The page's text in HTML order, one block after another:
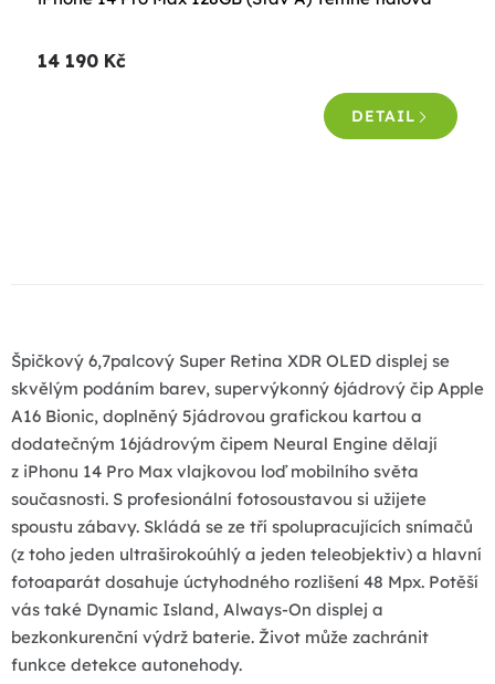
je
14 190 Kč
DETAIL
a
c
í
p
r
v
k
y
v
ý
p
i
Špičkový 6,7palcový Super Retina XDR OLED displej se
skvělým podáním barev, supervýkonný 6jádrový čip Apple
A16 Bionic, doplněný 5jádrovou grafickou kartou a
dodatečným 16jádrovým čipem Neural Engine dělají
z iPhonu 14 Pro Max vlajkovou loď mobilního světa
současnosti. S profesionální fotosoustavou si užijete
spoustu zábavy. Skládá se ze tří spolupracujících snímačů
(z toho jeden ultraširokoúhlý a jeden teleobjektiv) a hlavní
fotoaparát dosahuje úctyhodného rozlišení 48 Mpx. Potěší
vás také Dynamic Island, Always-On displej a
bezkonkurenční výdrž baterie. Život může zachránit
funkce detekce autonehody.